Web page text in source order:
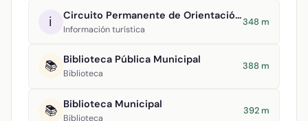
ℹ️ Circuito Permanente de Orientación Argamasilla de Alba
Información turística
348 m
📚 Biblioteca Pública Municipal
Biblioteca
388 m
📚 Biblioteca Municipal
Biblioteca
392 m